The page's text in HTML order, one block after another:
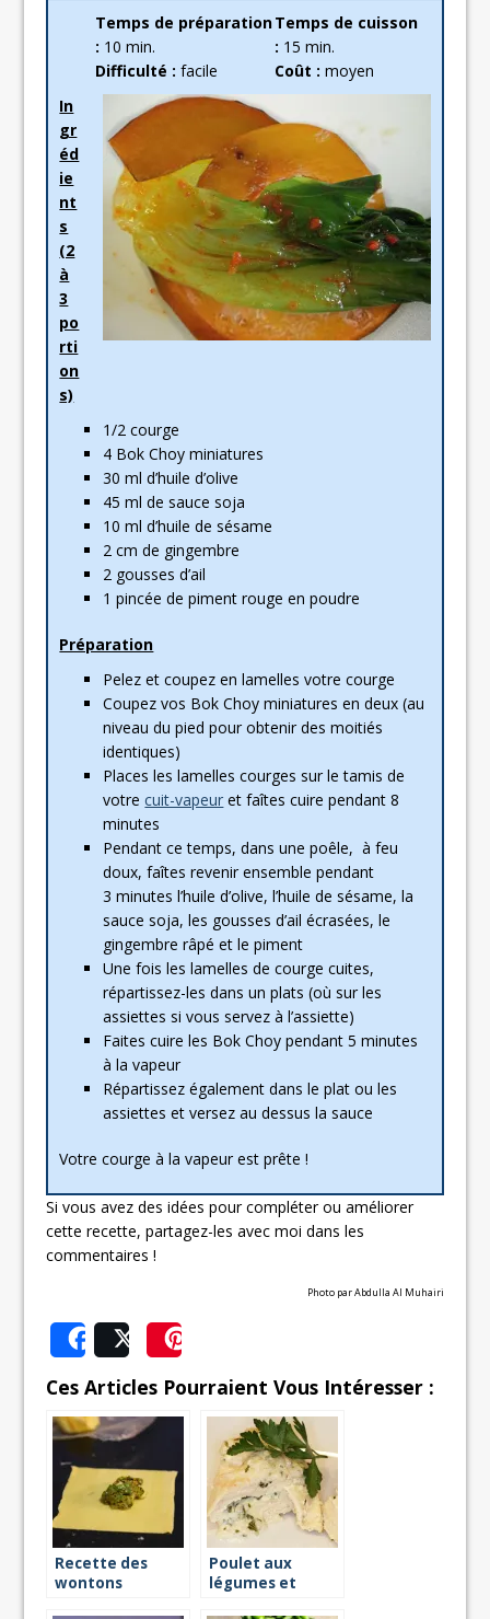
Temps de préparation
: 10 min.
Temps de cuisson
: 15 min.
Difficulté :facile Coût : moyen
In
gr
éd
ie
nt
s
(2
à
3
po
rti
on
s)
1/2 courge
4 Bok Choy miniatures
30 ml d’huile d’olive
45 ml de sauce soja
10 ml d’huile de sésame
2 cm de gingembre
2 gousses d’ail
1 pincée de piment rouge en poudre
Préparation
Pelez et coupez en lamelles votre courge
Coupez vos Bok Choy miniatures en deux (au
niveau du pied pour obtenir des moitiés
identiques)
Places les lamelles courges sur le tamis de
votre cuit-vapeur et faîtes cuire pendant 8
minutes
Pendant ce temps, dans une poêle, à feu
doux, faîtes revenir ensemble pendant
3 minutes l’huile d’olive, l’huile de sésame, la
sauce soja, les gousses d’ail écrasées, le
gingembre râpé et le piment
Une fois les lamelles de courge cuites,
répartissez-les dans un plats (où sur les
assiettes si vous servez à l’assiette)
Faites cuire les Bok Choy pendant 5 minutes
à la vapeur
Répartissez également dans le plat ou les
assiettes et versez au dessus la sauce
Votre courge à la vapeur est prête !
Si vous avez des idées pour compléter ou améliorer
cette recette, partagez-les avec moi dans les
commentaires !
Photo par Abdulla Al Muhairi
SharePost
Ces Articles Pourraient Vous Intéresser :
Recette des
wontons
Poulet aux
légumes et